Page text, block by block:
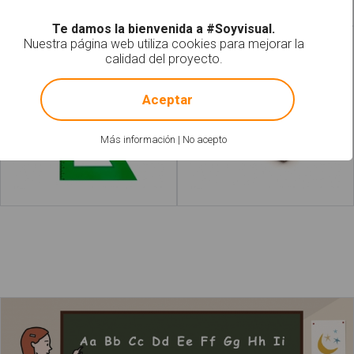
acerca de "Colegio"
Leer más Leer más
Cartabones Borrador
Te damos la bienvenida a #Soyvisual.
Nuestra página web utiliza cookies para mejorar la
calidad del proyecto.
Más información | No acepto
! Not valid!
Aceptar